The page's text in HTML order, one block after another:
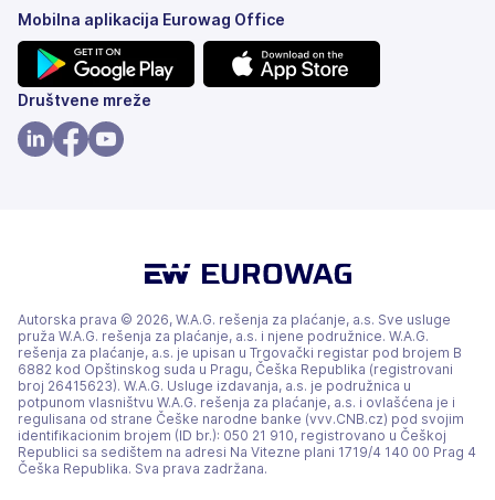
Mobilna aplikacija Eurowag Office
(otvara
se
na
Društvene mreže
kartice)
Autorska prava © 2026, W.A.G. rešenja za plaćanje, a.s. Sve usluge
pruža W.A.G. rešenja za plaćanje, a.s. i njene podružnice. W.A.G.
rešenja za plaćanje, a.s. je upisan u Trgovački registar pod brojem B
6882 kod Opštinskog suda u Pragu, Češka Republika (registrovani
broj 26415623). W.A.G. Usluge izdavanja, a.s. je podružnica u
potpunom vlasništvu W.A.G. rešenja za plaćanje, a.s. i ovlašćena je i
regulisana od strane Češke narodne banke (vvv.CNB.cz) pod svojim
identifikacionim brojem (ID br.): 050 21 910, registrovano u Češkoj
Republici sa sedištem na adresi Na Vitezne plani 1719/4 140 00 Prag 4
Češka Republika. Sva prava zadržana.